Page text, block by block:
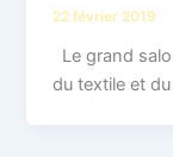
22 février 2019
Le grand
du textile et